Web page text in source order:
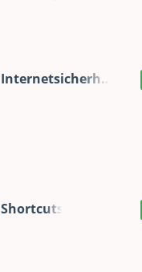
Internetsicherh…
Shortcuts